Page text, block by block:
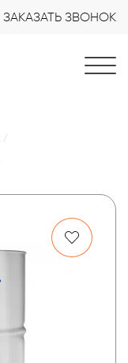
ЗАКАЗАТЬ ЗВОНОК